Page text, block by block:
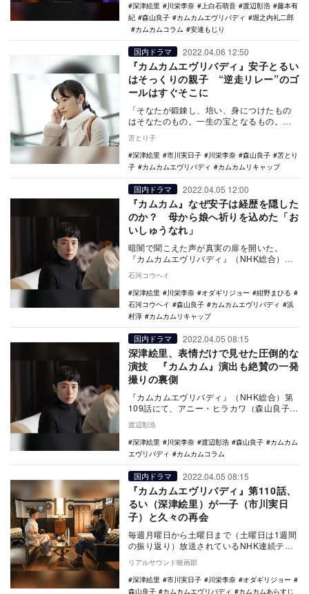
深津絵里
川栄李奈 上白石萌音 渡辺彰浩
藤本有
紀
森山良子 カムカムエヴリバディ
堀之内礼二郎
カムカムコラム
安達もじり
国内ドラマ 2022.04.06 12:50
『カムカムエヴリバディ』安子とるい
はそっくりの親子 “逆走リレー”のゴ
ールはすぐそこに
「そなたが鍛錬し、培い、身につけたもの
はそなたのもの。一生の宝となるもの。さ
して成功を…
苫とり子
深津絵里
市川実日子 川栄李奈 森山良子
苫とり
子
カムカムエヴリバディ カムカムリキャップ
国内ドラマ 2022.04.05 12:00
『カムカム』なぜ安子は経歴を隠した
のか？ 母から娘へ祈りを込めた「お
いしゅうなれ」
暗闇で聞こえた声が真実の扉を開いた。
『カムカムエヴリバディ』（NHK総合）第
ンから始ま…
石河コウヘイ
深津絵里
川栄李奈 オダギリジョー
紺野まひる
石河コウヘイ
森山良子 カムカムエヴリバディ
浜
村淳
カムカムリキャップ
国内ドラマ 2022.04.05 08:15
深津絵里、表情だけで見せた圧倒的な
演技 『カムカム』演出も絶賛の一発
撮りの裏側
『カムカムエヴリバディ』（NHK総合）第
109話にて、アニー・ヒラカワ（森山良子）
がラジオを通じ、娘・るい（深津絵里）に
向けて語…
渡辺彰浩
深津絵里
川栄李奈 渡辺彰浩 森山良子
カムカム
エヴリバディ
カムカムコラム
国内ドラマ 2022.04.05 08:15
『カムカムエヴリバディ』第110話、
るい（深津絵里）が一子（市川実日
子）と久々の再会
毎週月曜日から土曜日まで（土曜日は1週間
の振り返り）放送されているNHK連続テレ
ビ小説『カムカムエヴリバディ』。4月6日
放送の第…
リアルサウンド映画部
深津絵里
市川実日子 川栄李奈
オダギリジョー
森山良子
カムカムエヴリバディ カムカムあらすじ